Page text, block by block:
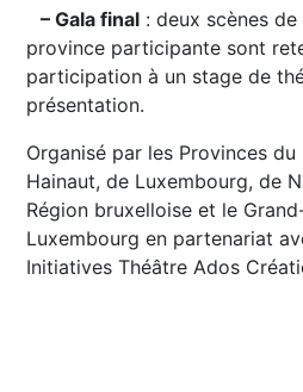
– Gala final : deux scènes
province participante sont
participation à un stage de
présentation.
Organisé par les Provinces
Hainaut, de Luxembourg, de
Région bruxelloise et le
Luxembourg en partenariat
Initiatives Théâtre Ados